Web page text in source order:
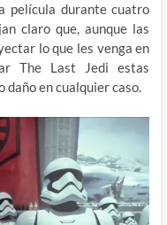
película durante cuatro
claro que, aunque las
lo que les venga en
The Last Jedi estas
daño en cualquier caso.